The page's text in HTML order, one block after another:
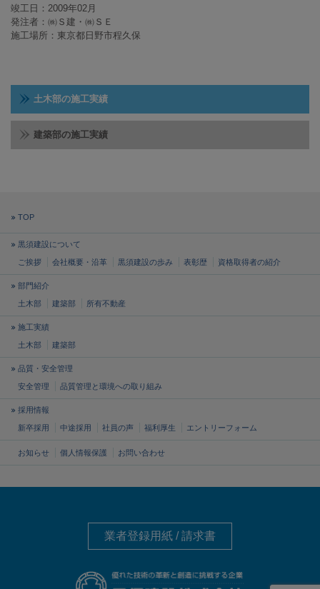
竣工日：2009年02月
発注者：㈱Ｓ建・㈱ＳＥ
施工場所：東京都日野市程久保
土木部の施工実績
建築部の施工実績
TOP
黒須建設について
ご挨拶 会社概要・沿革 黒須建設の歩み 表彰歴 資格取得者の紹介
部門紹介
土木部 建築部 所有不動産
施工実績
土木部 建築部
品質・安全管理
安全管理 品質管理と環境への取り組み
採用情報
新卒採用 中途採用 社員の声 福利厚生 エントリーフォーム
お知らせ 個人情報保護 お問い合わせ
業者登録用紙 / 請求書